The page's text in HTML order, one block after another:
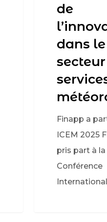
de
dans le
Finapp a
ICEM 2025
pris part à la
Conférence